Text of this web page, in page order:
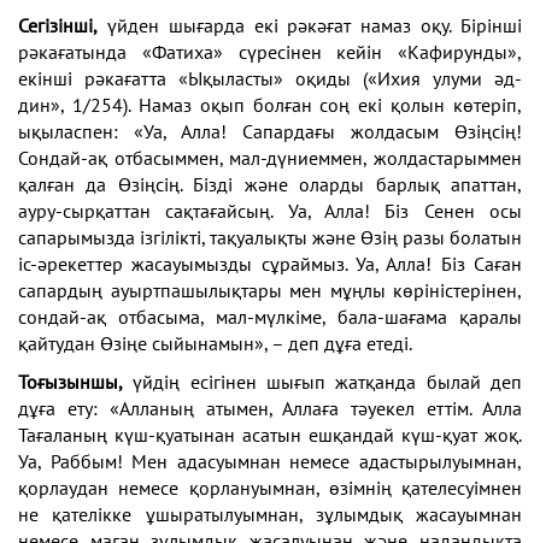
Сегізінші, үйден шығарда екі рәкәғат намаз оқу. Бірінші
рәкағатында «Фатиха» сүресінен кейін «Кафирунды»,
екінші рәкағатта «Ықыласты» оқиды («Ихия улуми әд-
дин», 1/254). Намаз оқып болған соң екі қолын көтеріп,
ықыласпен: «Уа, Алла! Сапардағы жолдасым Өзіңсің!
Сондай-ақ отбасыммен, мал-дүниеммен, жолдастарыммен
қалған да Өзіңсің. Бізді және оларды барлық апаттан,
ауру-сырқаттан сақтағайсың. Уа, Алла! Біз Сенен осы
сапарымызда ізгілікті, тақуалықты және Өзің разы болатын
іс-әрекеттер жасауымызды сұраймыз. Уа, Алла! Біз Саған
сапардың ауыртпашылықтары мен мұңлы көріністерінен,
сондай-ақ отбасыма, мал-мүлкіме, бала-шағама қаралы
қайтудан Өзіңе сыйынамын», – деп дұға етеді.
Тоғызыншы, үйдің есігінен шығып жатқанда былай деп
дұға ету: «Алланың атымен, Аллаға тәуекел еттім. Алла
Тағаланың күш-қуатынан асатын ешқандай күш-қуат жоқ.
Уа, Раббым! Мен адасуымнан немесе адастырылуымнан,
қорлаудан немесе қорлануымнан, өзімнің қателесуімнен
не қателікке ұшыратылуымнан, зұлымдық жасауымнан